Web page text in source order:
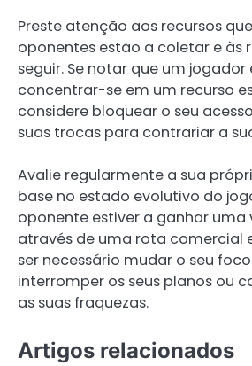
Preste atenção aos recursos
oponentes estão a coletar e às
seguir. Se notar que um jogador
concentrar-se em um recurso
considere bloquear o seu
suas trocas para contrariar a
Avalie regularmente a sua
base no estado evolutivo do
oponente estiver a ganhar
através de uma rota comercial
ser necessário mudar o seu
interromper os seus planos ou
as suas fraquezas.
Artigos relacionados